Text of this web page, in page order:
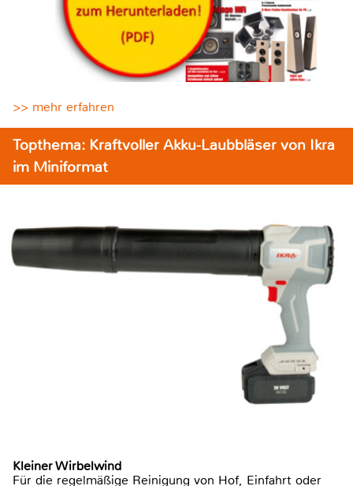
>> mehr erfahren
Topthema: Kraftvoller Akku-Laubbläser von Ikra
im Miniformat
Kleiner Wirbelwind
Für die regelmäßige Reinigung von Hof, Einfahrt oder